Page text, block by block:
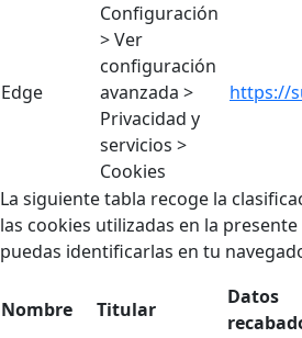
Edge
Configuración
> Ver
configuración
avanzada >
Privacidad y
servicios >
Cookies
https://
La siguiente tabla recoge la
las cookies utilizadas en la
puedas identificarlas en tu
Nombre Titular
Datos